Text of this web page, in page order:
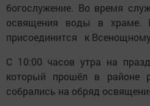
богослужение. Во время
освящения воды в храме.
присоединится к
С 10:00 часов утра на
который прошёл в районе
собрались на обряд